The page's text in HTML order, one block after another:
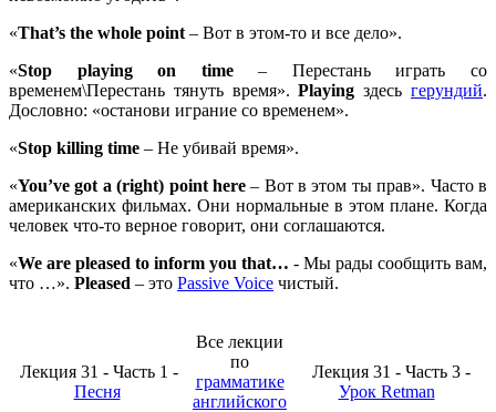
«That’s the whole point – Вот в этом-то и все дело».
«Stop playingon time– Перестань играть со
временем\Перестань тянуть время».Playing здесьгерундий.
Дословно: «останови играние со временем».
«Stop killing time – Не убивай время».
«You’ve got a (right) point here– Вот в этом ты прав». Часто в
американских фильмах. Они нормальные в этом плане. Когда
человек что-то верное говорит, они соглашаются.
«We are pleased to inform you that… - Мы рады сообщить вам,
что …». Pleased – это Passive Voice чистый.
Лекция 31 - Часть 1 -
Песня
Все лекции
по
грамматике
английского
Лекция 31 - Часть 3 -
Урок Retman